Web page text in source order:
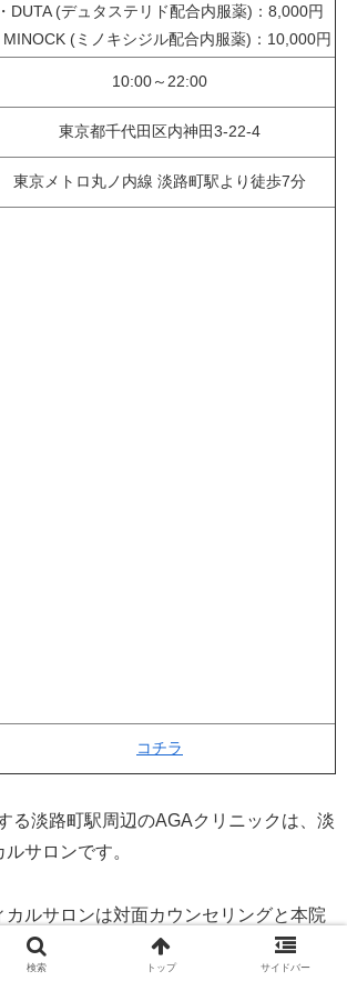
・DUTA (デュタステリド配合内服薬)：8,000円
MINOCK (ミノキシジル配合内服薬)：10,000円
10:00～22:00
東京都千代田区内神田3-22-4
東京メトロ丸ノ内線 淡路町駅より徒歩7分
コチラ
る淡路町駅周辺のAGAクリニックは、淡
サロンです。
ルサロンは対面カウンセリングと本院
イン診療を組み合わせた薄毛治療サロン
検索 トップ サイドバー